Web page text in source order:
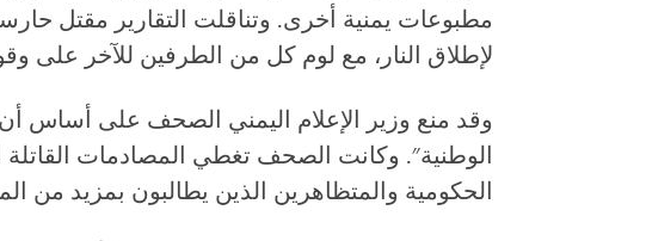
مطبوعات يمنية أخرى. وتناقلت التقارير مقتل
لإطلاق النار، مع لوم كل من الطرفين للآخر على
وقد منع وزير الإعلام اليمني الصحف على أساس أن
الوطنية". وكانت الصحف تغطي المصادمات القاتلة
الحكومية والمتظاهرين الذين يطالبون بمزيد من